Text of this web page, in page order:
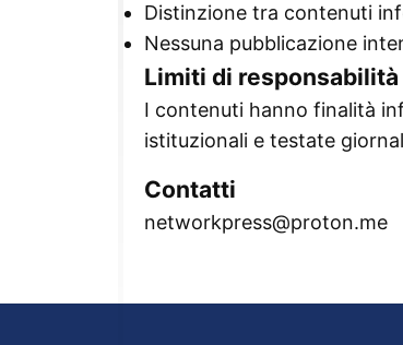
Distinzione tra contenuti
Nessuna pubblicazione
Limiti di responsabilità
I contenuti hanno finalità
istituzionali e testate
Contatti
networkpress@proton.me